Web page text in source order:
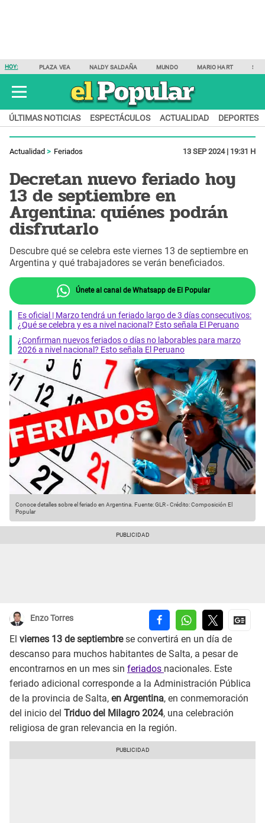
HOY: PLAZA VEA NALDY SALDAÑA MUNDO MARIO HART
ÚLTIMAS NOTICIAS ESPECTÁCULOS ACTUALIDAD DEPORTES
Actualidad Feriados 13 SEP 2024 | 19:31 H
Decretan nuevo feriado hoy
13 de septiembre en
Argentina: quiénes podrán
disfrutarlo
Descubre qué se celebra este viernes 13 de septiembre en
Argentina y qué trabajadores se verán beneficiados.
Únete al canal de Whatsapp de El Popular
Es oficial | Marzo tendrá un feriado largo de 3 días consecutivos:
¿Qué se celebra y es a nivel nacional? Esto señala El Peruano
¿Confirman nuevos feriados o días no laborables para marzo
2026 a nivel nacional? Esto señala El Peruano
Conoce detalles sobre el feriado en Argentina. Fuente: GLR-Crédito: Composición El
Popular
Enzo Torres
El viernes 13 de septiembrese convertirá en un día de
descanso para muchos habitantes de Salta, a pesar de
encontrarnos en un mes sin feriados nacionales. Este
feriado adicional corresponde a la Administración Pública
de la provincia de Salta, en Argentina, en conmemoración
del inicio del Triduo del Milagro 2024, una celebración
religiosa de gran relevancia en la región.